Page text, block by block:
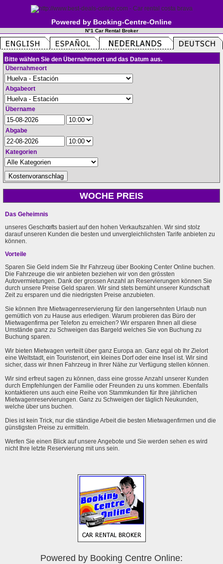
Powered by Booking-Centre-Online
N°1 Car Rental Broker
Bitte wählen Sie den Übernahmeort und das Datum aus.
Übernahmeort
Abgabeort
Übername
Abgabe
Kategorien
WOCHE PREIS
Das Geheimnis
unseres Geschœfts basiert auf den hohen Verkaufszahlen. Wir sind stolz
darauf unseren Kunden die besten und unvergleichlichsten Tarife anbieten zu
können.
Vorteile
Sparen Sie Geld indem Sie Ihr Fahrzeug über Booking Center Online buchen.
Die Fahrzeuge die wir anbieten beziehen wir von den grössten
Autovermietungen. Dank der grossen Anzahl an Reservierungen können Sie
durch unsere Preise Geld sparen. Wir sind stets bemüht unserer Kundschaft
Zeit zu ersparen und die niedrigsten Preise anzubieten.
Sie können Ihre Mietwagenreservierung für den langersehnten Urlaub nun
gemütlich von zu Hause aus erledigen. Warum probieren das Büro der
Mietwagenfirma per Telefon zu erreichen? Wir ersparen Ihnen all diese
Umstände ganz zu Schweigen das Bargeld welches Sie von Buchung zu
Buchung sparen.
Wir bieten Mietwagen verteilt über ganz Europa an. Ganz egal ob Ihr Zielort
eine Weltstadt, ein Touristenort, ein kleines Dorf oder eine Insel ist. Wir sind
sicher, dass wir Ihnen Fahrzeug in Ihrer Nähe zur Verfügung stellen können.
Wir sind erfreut sagen zu können, dass eine grosse Anzahl unserer Kunden
durch Empfehlungen der Familie oder Freunden zu uns kommen. Ebenfalls
kontaktieren uns auch eine Reihe von Stammkunden für Ihre jährlichen
Mietwagenreservierungen. Ganz zu Schweigen der täglich Neukunden,
welche über uns buchen.
Dies ist kein Trick, nur die ständige Arbeit die besten Mietwagenfirmen und die
günstigsten Preise zu ermitteln.
Werfen Sie einen Blick auf unsere Angebote und Sie werden sehen es wird
nicht Ihre letzte Reservierung mit uns sein.
Powered by Booking Centre Online: